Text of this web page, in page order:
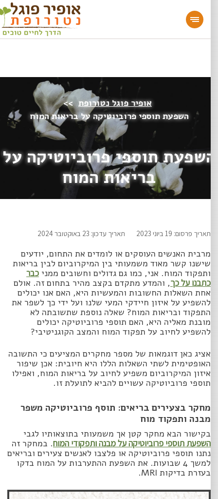
מעוניינים להעמיק או להתחיל דרך חיים בריאה?
אופיר פוגל נטורופת >>
השפעת תוספי פרוביוטיקה על בריאות המוח
תוספי פרוביוטיקה על
בריאות המוח
תאריך פרסום: 19 ביוני 2023 תאריך עדכון: 23 באוקטובר 2024
מרבית האנשים העוסקים או לומדים את התחום, יודעים
שישנו קשר מאוד משמעותי בין המיקרוביום לבין בריאות
ותפקוד המוח. אני, כמו גם גדולים וחשובים ממניכבר
כתבנו על כך, והמדע מתקדם בקצב מהיר בתחום זה. אולם
אחת השאלות החשובות והמעשיות היא, האם אנו יכולים
להשפיע על איזון חיידקי המעי שלנו ועל ידי כך לשפר את
התפקוד ובריאות המוח? שאלה נוספת שתשובתה לא
מובנת מאליה היא, האם תוספי פרוביוטיקה יכולים
להשפיע לחיוב על תפקוד המוח והמצב הקוגניטיבי?
אציג כאן דוגמאות של מספר מחקרים המציעים כי התשובה
האופטימית לשתי השאלות הללו היא חיובית: אכן שיפור
איזון המיקרוביום משפיע לחיוב על בריאות המוח, ואפילו
תוספי פרוביוטיקה עשויים להביא לתועלת זו.
מחקר בצעירים בריאים: תוסף פרוביוטיקה משפר
מבנה ותפקוד מוח
בקישור הבא מחקר קטן אך משמעותי בתוצאותיו לגבי
השפעת תוספי פרוביוטיקה על מבנה ותפקודי המוח. במחקר זה
נתנו תוספי פרוביוטיקה או פלצבו לאנשים צעירים ובריאים
למשך 4 שבועות. את השפעת ההתערבות על המוח בדקו
בעזרת בדיקות MRI.